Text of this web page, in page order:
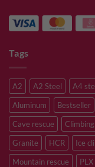
Tags
A2 A2 Steel A4
Aluminum
Bestseller
Cave rescue
Granite
HCR Ice
Mountain rescue
PLX